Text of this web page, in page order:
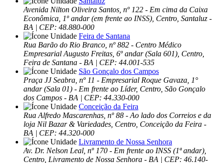
Avenida Nilton Oliveira Santos, nº 122 - Em cima da Caixa
Econômica, 1º andar (em frente ao INSS), Centro, Santaluz -
BA | CEP: 48.880-000
Feira de Santana
Rua Barão do Rio Branco, nº 882 - Centro Médico
Empresarial Augusto Freitas, 6º andar (Sala 601), Centro,
Feira de Santana - BA | CEP: 44.001-535
São Gonçalo dos Campos
Praça JJ Seabra, nº 11 - Empresarial Roque Gavaza, 1°
andar (Sala 01) - Em frente ao Líder, Centro, São Gonçalo
dos Campos - BA | CEP: 44.330-000
Conceição da Feira
Rua Alfredo Mascarenhas, nº 88 - Ao lado dos Correios e da
loja Nil Bazar & Variedades, Centro, Conceição da Feira -
BA | CEP: 44.320-000
Livramento de Nossa Senhora
Av. Dr. Nelson Leal, nº 170 - Em frente ao INSS (1ª andar),
Centro, Livramento de Nossa Senhora - BA | CEP: 46.140-